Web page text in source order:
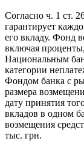
Согласно ч. 1 ст.
гарантирует
его вкладу. Фонд
включая
Национальным
категории
Фондом банка с
размера
дату принятия
вкладов в одном
возмещения
тыс. грн.